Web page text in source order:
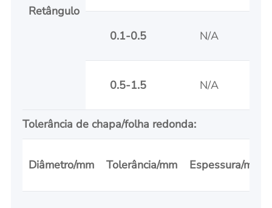
Retângulo
0.1-0.5 N/A
0.5-1.5 N/A
Tolerância de chapa/folha redonda:
Diâmetro/mm Tolerância/mm Espessura/mm